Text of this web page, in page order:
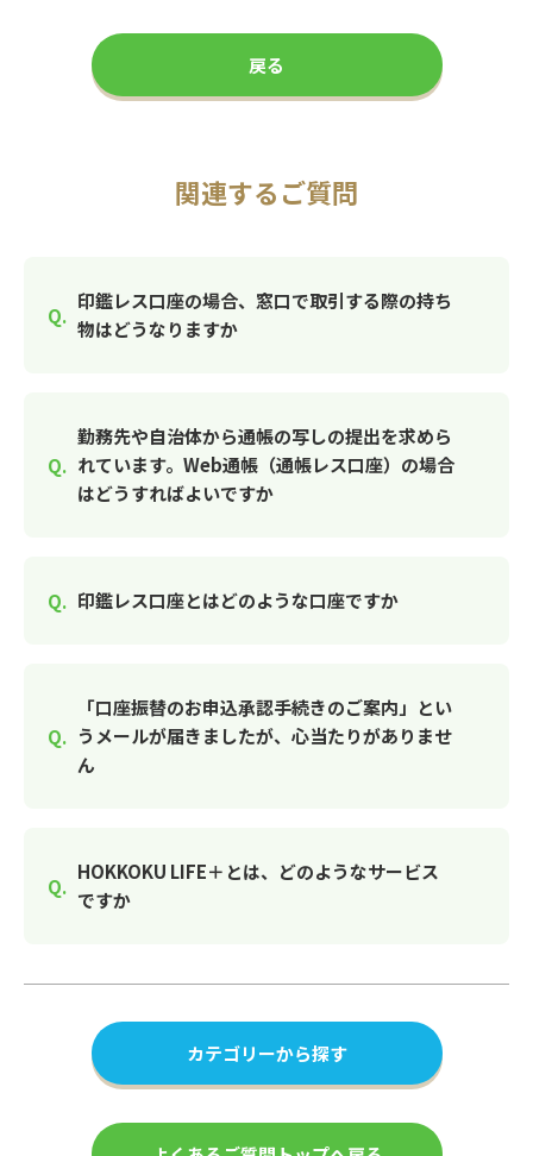
戻る
関連するご質問
印鑑レス口座の場合、窓口で取引する際の持ち
物はどうなりますか
勤務先や自治体から通帳の写しの提出を求めら
れています。Web通帳（通帳レス口座）の場合
はどうすればよいですか
印鑑レス口座とはどのような口座ですか
「口座振替のお申込承認手続きのご案内」とい
うメールが届きましたが、心当たりがありませ
ん
HOKKOKU LIFE＋とは、どのようなサービス
ですか
カテゴリーから探す